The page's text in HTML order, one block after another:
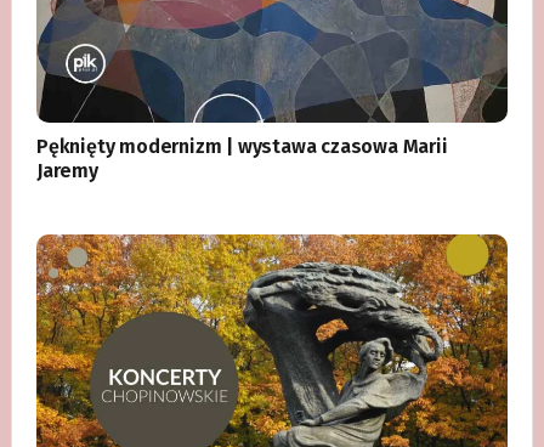
Pęknięty modernizm | wystawa czasowa Marii
Jaremy